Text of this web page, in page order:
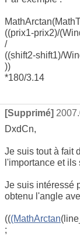
((prix1-prix2)/
/
((shift2-shift1)/
))
*180/3.14
[Supprimé]
DxdCn,
Je suis tout à fait
l'importance et
Je suis intéressé
obtenu l'angle
(((MathArctan
;